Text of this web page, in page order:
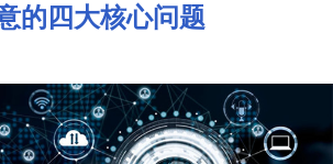
的四大核心问题